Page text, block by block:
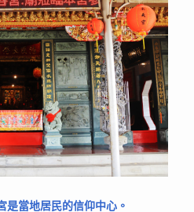
是當地居民的信仰中心。